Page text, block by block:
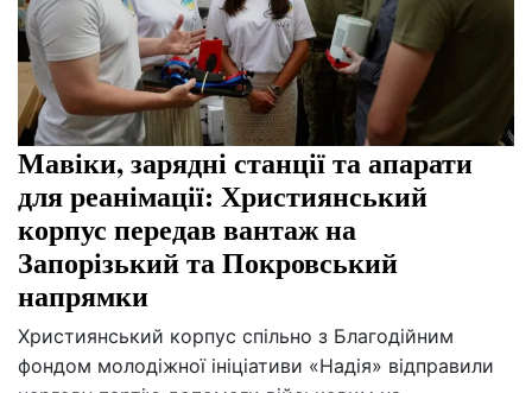
Мавіки, зарядні станції та апарати
для реанімації: Християнський
корпус передав вантаж на
Запорізький та Покровський
напрямки
Християнський корпус спільно з Благодійним
фондом молодіжної ініціативи «Надія» відправили